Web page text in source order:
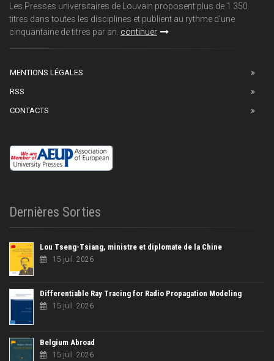
Les Presses universitaires de Louvain proposent plus de 1 350
titres dans toutes les disciplines et publient au rythme d'une
cinquantaine de titres par an. continuer
MENTIONS LÉGALES
RSS
CONTACTS
Dernières Sorties
Lou Tseng-Tsiang, ministre et diplomate de la Chine
15 juil. 2026
Differentiable Ray Tracing for Radio Propagation Modeling
15 juil. 2026
Belgium Abroad
15 juil. 2026